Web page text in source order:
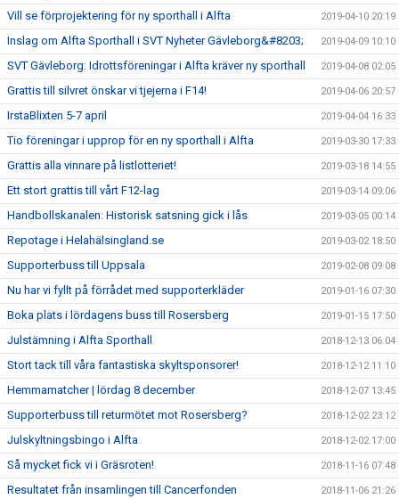
Vill se förprojektering för ny sporthall i Alfta 2019-04-10 20:19
Inslag om Alfta Sporthall i SVT Nyheter Gävleborg&#8203; 2019-04-09 10:10
SVT Gävleborg: Idrottsföreningar i Alfta kräver ny sporthall 2019-04-08 02:05
Grattis till silvret önskar vi tjejerna i F14! 2019-04-06 20:57
IrstaBlixten 5-7 april 2019-04-04 16:33
Tio föreningar i upprop för en ny sporthall i Alfta 2019-03-30 17:33
Grattis alla vinnare på listlotteriet! 2019-03-18 14:55
Ett stort grattis till vårt F12-lag 2019-03-14 09:06
Handbollskanalen: Historisk satsning gick i lås 2019-03-05 00:14
Repotage i Helahälsingland.se 2019-03-02 18:50
Supporterbuss till Uppsala 2019-02-08 09:08
Nu har vi fyllt på förrådet med supporterkläder 2019-01-16 07:30
Boka plats i lördagens buss till Rosersberg 2019-01-15 17:50
Julstämning i Alfta Sporthall 2018-12-13 06:04
Stort tack till våra fantastiska skyltsponsorer! 2018-12-12 11:10
Hemmamatcher | lördag 8 december 2018-12-07 13:45
Supporterbuss till returmötet mot Rosersberg? 2018-12-02 23:12
Julskyltningsbingo i Alfta 2018-12-02 17:00
Så mycket fick vi i Gräsroten! 2018-11-16 07:48
Resultatet från insamlingen till Cancerfonden 2018-11-06 21:26